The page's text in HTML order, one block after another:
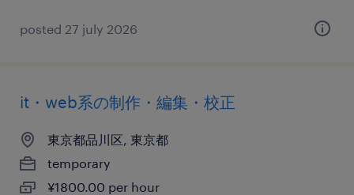
posted 27 july 2026
it・web系の制作・編集・校正
東京都品川区, 東京都
temporary
¥1800.00 per hour